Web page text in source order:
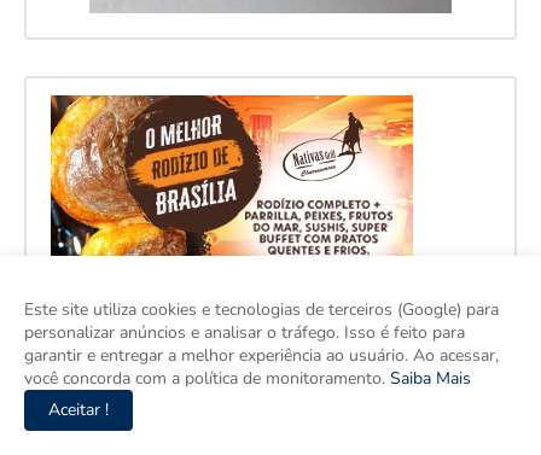
Este site utiliza cookies e tecnologias de terceiros (Google) para
personalizar anúncios e analisar o tráfego. Isso é feito para
garantir e entregar a melhor experiência ao usuário. Ao acessar,
você concorda com a política de monitoramento. Saiba Mais
Aceitar !